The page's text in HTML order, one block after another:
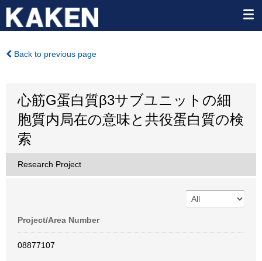
Back to previous page
心筋G蛋白質β3サブユニットの細
胞質内局在の意味と共役蛋白質の検
索
Research Project
Project/Area Number
08877107